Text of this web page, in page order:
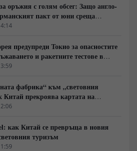
оръжия с голям обсег: Защо англо-
пакт от юни среща
стена
предупреди Токио за опасностите
и ракетните тестове в
фабрика“ към „световния
Китай прекроява картата на
как Китай се превръща в новия
туризъм